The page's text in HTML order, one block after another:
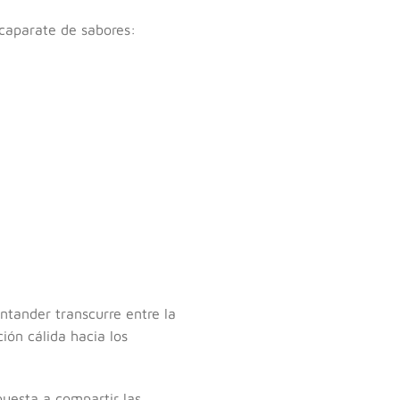
de sabores:
transcurre entre la
cálida hacia los